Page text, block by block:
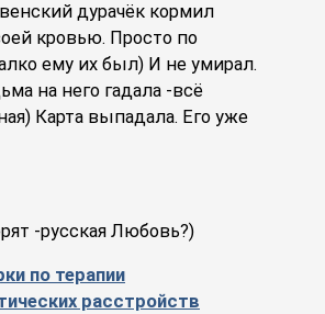
дурачёк кормил
кровью. Просто по
ему их был) И не умирал.
на него гадала -всё
Карта выпадала. Его уже
-русская Любовь?)
по терапии
расстройств